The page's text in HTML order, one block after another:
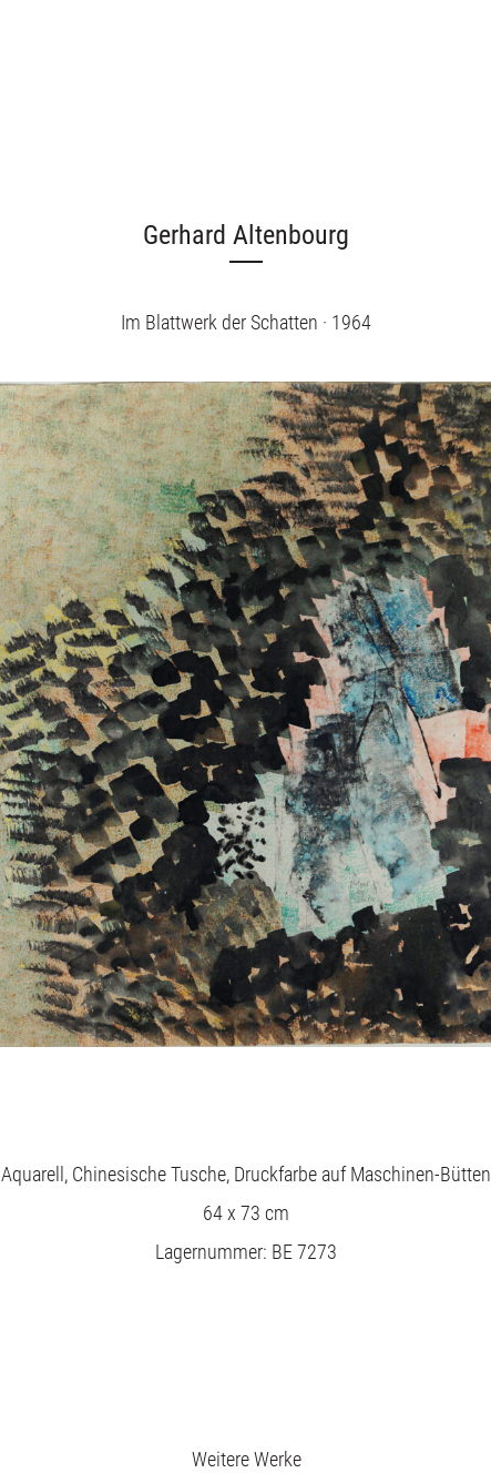
Gerhard Altenbourg
Im Blattwerk der Schatten · 1964
Aquarell, Chinesische Tusche, Druckfarbe auf Maschinen-Bütten
64 x 73 cm
Lagernummer: BE 7273
Weitere Werke